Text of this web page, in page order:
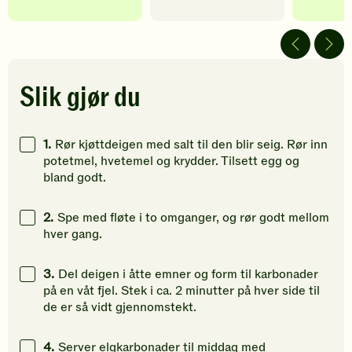
fått
stjerner.
Klikk
å
gi
vurdering.
gi
din
fått
5
av
gi
Slik gjør du
1. Rør kjøttdeigen med salt til den blir seig. Rør inn
potetmel, hvetemel og krydder. Tilsett egg og
bland godt.
2. Spe med fløte i to omganger, og rør godt mellom
hver gang.
3. Del deigen i åtte emner og form til karbonader
på en våt fjel. Stek i ca. 2 minutter på hver side til
de er så vidt gjennomstekt.
4. Server elgkarbonader til middag med